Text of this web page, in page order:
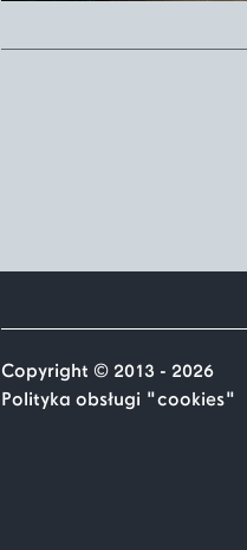
Copyright © 2013 - 2026
Polityka obsługi "cookies"